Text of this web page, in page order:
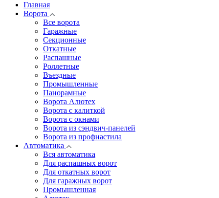
Главная
Ворота
Все ворота
Гаражные
Секционные
Откатные
Распашные
Роллетные
Въездные
Промышленные
Панорамные
Ворота Алютех
Ворота с калиткой
Ворота c окнами
Ворота из сэндвич-панелей
Ворота из профнастила
Автоматика
Вся автоматика
Для распашных ворот
Для откатных ворот
Для гаражных ворот
Промышленная